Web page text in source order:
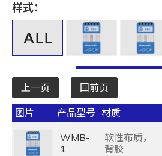
样式：
上一页 回前页
图片 产品型号 材质
WMB-
1
软性布质，
背胶